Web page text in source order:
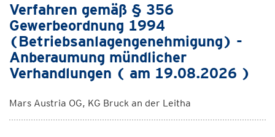
Verfahren gemäß § 356
Gewerbeordnung 1994
(Betriebsanlagengenehmigung) -
Anberaumung mündlicher
Verhandlungen ( am 19.08.2026 )
Mars Austria OG, KG Bruck an der Leitha